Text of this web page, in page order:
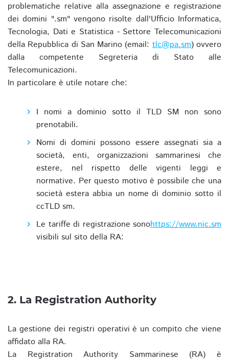
problematiche relative alla assegnazione e registrazione
dei domini ".sm" vengono risolte dall'Ufficio Informatica,
Tecnologia, Dati e Statistica - Settore Telecomunicazioni
della Repubblica di San Marino (email:tlc@pa.sm) ovvero
dalla competente Segreteria di Stato alle
Telecomunicazioni.
In particolare è utile notare che:
I nomi a dominio sotto il TLD SM non sono
prenotabili.
Nomi di domini possono essere assegnati sia a
società, enti, organizzazioni sammarinesi che
estere, nel rispetto delle vigenti leggi e
normative. Per questo motivo è possibile che una
società estera abbia un nome di dominio sotto il
ccTLD sm.
Le tariffe di registrazione sono
visibili sul sito della RA:
https://www.nic.sm
2. La Registration Authority
La gestione dei registri operativi è un compito che viene
affidato alla RA.
La Registration Authority Sammarinese (RA) è